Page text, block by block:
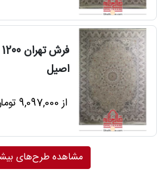
اصیل
از 9,097,000 تومان تا 61,465,000 تومان
مشاهده طرح‌های